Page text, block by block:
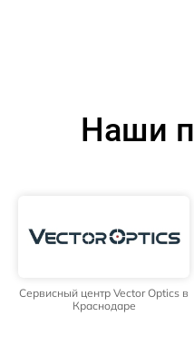
Наши
Сервисный центр Vector Optics в
Краснодаре